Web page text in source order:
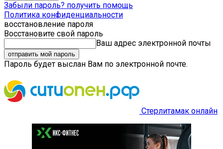
Забыли пароль? получить помощь
Политика конфиденциальности
восстановление пароля
Восстановите свой пароль
Ваш адрес электронной почты
Пароль будет выслан Вам по электронной почте.
Стерлитамак онлайн